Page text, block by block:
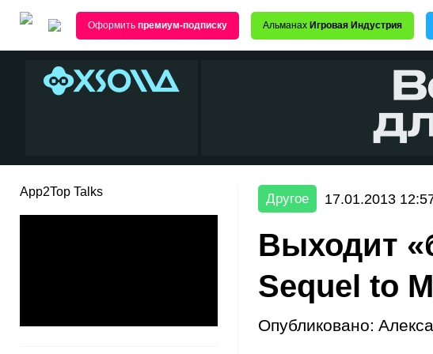
Оформить премиум-подписку Альманах Игровая Индустрия
App2Top Talks Другое 17.01.2013
Выходит
Sequel to
Опубликовано: